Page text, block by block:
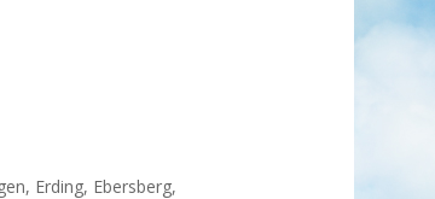
Erding, Ebersberg,